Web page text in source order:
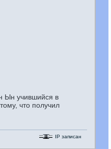
Ын учившийся в
что получил
IP записан